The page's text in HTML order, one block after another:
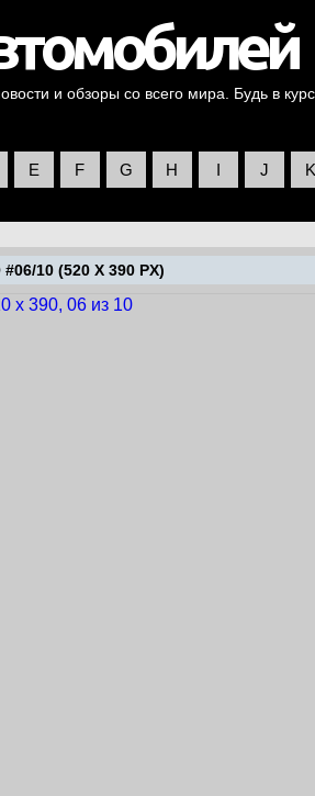
и обзоры со всего мира. Будь в
E F G H I J K
10 (520 X 390 PX)